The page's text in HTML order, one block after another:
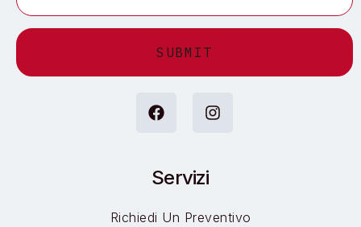
Servizi
Richiedi Un Preventivo